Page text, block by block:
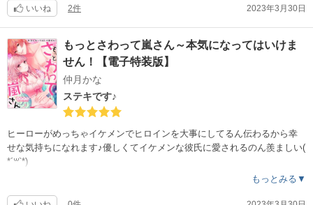
いいね 2件 2023年3月30日
もっとさわって嵐さん～本気になってはいけま
せん！【電子特装版】
仲月かな
ステキです♪
ヒーローがめっちゃイケメンでヒロインを大事にしてるん伝わるから幸
せな気持ちになれます♪優しくてイケメンな彼氏に愛されるのん羨ましい(
*´꒳`*)
もっとみる▼